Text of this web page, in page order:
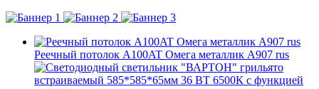
Реечный потолок A100AT Омега металлик А907 rus